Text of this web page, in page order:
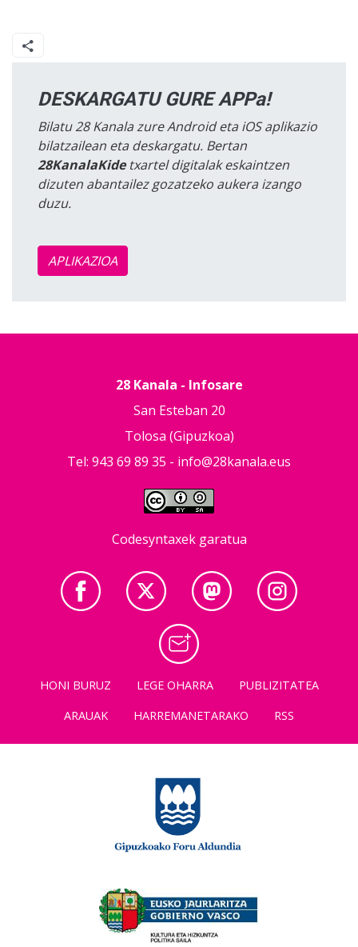
DESKARGATU GURE APPa!
Bilatu 28 Kanala zure Android eta iOS aplikazio
bilatzailean eta deskargatu. Bertan
28KanalaKidetxartel digitalak eskaintzen
dizuten abantailez gozatzeko aukera izango
duzu.
APLIKAZIOA
28 Kanala - Infosare
San Esteban 20
Tolosa (Gipuzkoa)
Tel: 943 69 89 35 - info@28kanala.eus
Codesyntaxek garatua
HONI BURUZ LEGE OHARRA
PUBLIZITATEA
ARAUAK
HARREMANETARAKO RSS